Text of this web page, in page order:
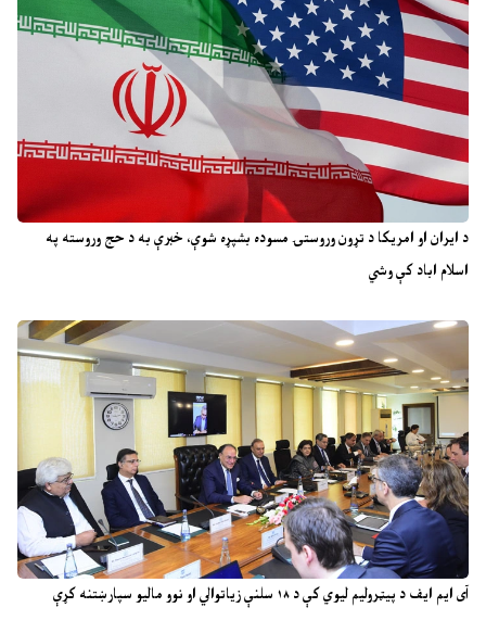
د ایران او امریکا د تړون وروستۍ مسوده بشپړه شوې، خبرې به د حج وروسته په
اسلام اباد کې وشي
آی ایم ایف د پیټرولیم لیوي کې د ۱۸ سلنې زیاتوالي او نوو مالیو سپارښتنه کړې